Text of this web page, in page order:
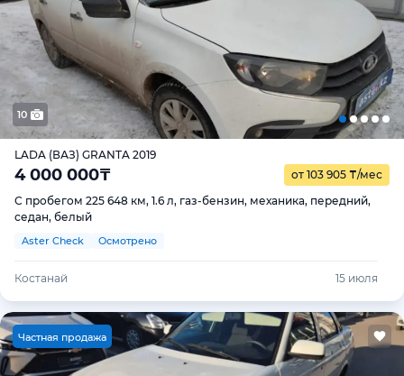
10
LADA (ВАЗ) GRANTA 2019
4 000 000₸ от 103 905 ₸/мес
С пробегом 225 648 км, 1.6 л, газ-бензин, механика, передний,
седан, белый
Aster Check Осмотрено
Костанай 15 июля
Частная продажа